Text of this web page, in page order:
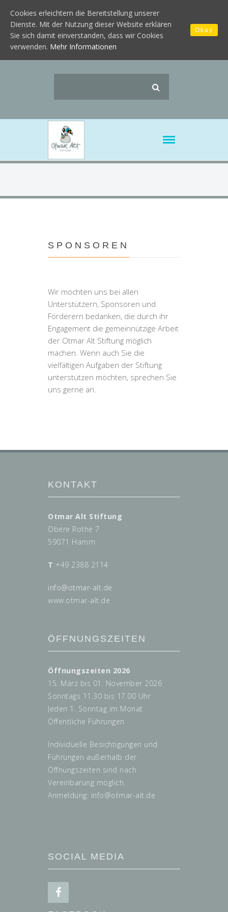
SPONSOREN
Wir möchten uns bei allen
Unterstützern, Sponsoren und
Förderern bedanken, die durch ihr
Engagement die gemeinnützige Arbeit
der Otmar Alt Stiftung möglich
machen. Wenn auch Sie die
vielfältigen Aufgaben der Stiftung
unterstützen möchten, sprechen Sie
uns gerne an.
KONTAKT
Otmar Alt Stiftung
Obere Rothe 7
59071 Hamm
T +49 2388 2114
info@otmar-alt.de
www.otmar-alt.de
ÖFFNUNGSZEITEN
Öffnungszeiten 2026
15. März bis 01. November 2026
Sonntags 11.30 bis 17.00 Uhr
Jeden 1. Sonntag im Monat
Öffentliche Führungen
Individuelle Besichtigungen und
Führungen außerhalb der
Öffnungszeiten sind nach
Vereinbarung möglich.
Anmeldung: info@otmar-alt.de
SOCIAL MEDIA
Cookies erleichtern die Bereitstellung unserer
Dienste. Mit der Nutzung dieser Website erklären
Sie sich damit einverstanden, dass wir Cookies
verwenden. Mehr Informationen
Okay